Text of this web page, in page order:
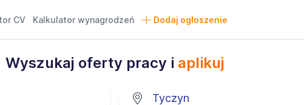
CV Kalkulator wynagrodzeń Dodaj ogłoszenie
Wyszukaj oferty pracy i aplikuj